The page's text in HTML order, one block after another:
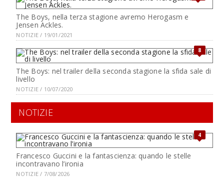
The Boys, nella terza stagione avremo Herogasm e
Jensen Ackles.
NOTIZIE / 19/01/2021
8
The Boys: nel trailer della seconda stagione la sfida sale di
livello
NOTIZIE / 10/07/2020
NOTIZIE
4
Francesco Guccini e la fantascienza: quando le stelle
incontravano l’ironia
NOTIZIE / 7/08/2026